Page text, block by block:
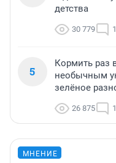
детства
30 779
5
Кормить раз
необычным
зелёное
26 875
МНЕНИЕ